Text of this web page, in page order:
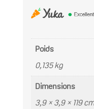
Poids
0,135 kg
Dimensions
3,9 × 3,9 × 119 cm